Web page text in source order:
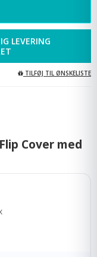
LEVERING
TILFØJ TIL ØNSKELISTE
Cover med